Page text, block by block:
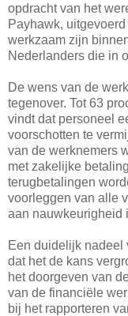
opdracht van het
Payhawk,
werkzaam zijn
Nederlanders die in
De wens van de
tegenover. Tot 63
vindt dat personeel
voorschotten te
van de werknemers
met zakelijke
terugbetalingen
voorleggen van alle
aan nauwkeurigheid
Een duidelijk nadeel
dat het de kans
het doorgeven van
van de financiële
bij het rapporteren